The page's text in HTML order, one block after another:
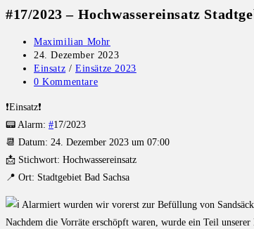
#17/2023 – Hochwassereinsatz
Maximilian Mohr
24. Dezember 2023
Einsatz / Einsätze 2023
0 Kommentare
❗️Einsatz❗️
📟 Alarm: #17/2023
📆 Datum: 24. Dezember 2023 um 07:00
📩 Stichwort: Hochwassereinsatz
📍 Ort: Stadtgebiet Bad Sachsa
Alarmiert wurden wir vorerst zur Befüllung von
Nachdem die Vorräte erschöpft waren, wurde ein Teil